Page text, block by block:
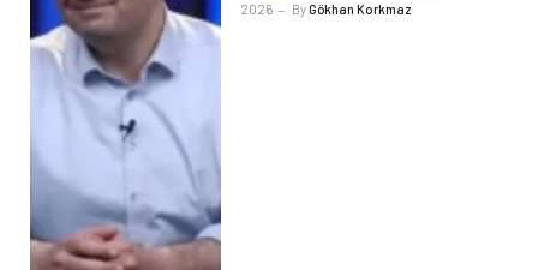
2026
ByGökhan Korkmaz